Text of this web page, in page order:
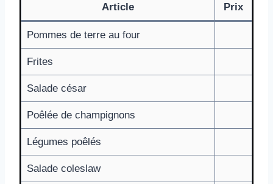
Article Prix
Pommes de terre au four
Frites
Salade césar
Poêlée de champignons
Légumes poêlés
Salade coleslaw